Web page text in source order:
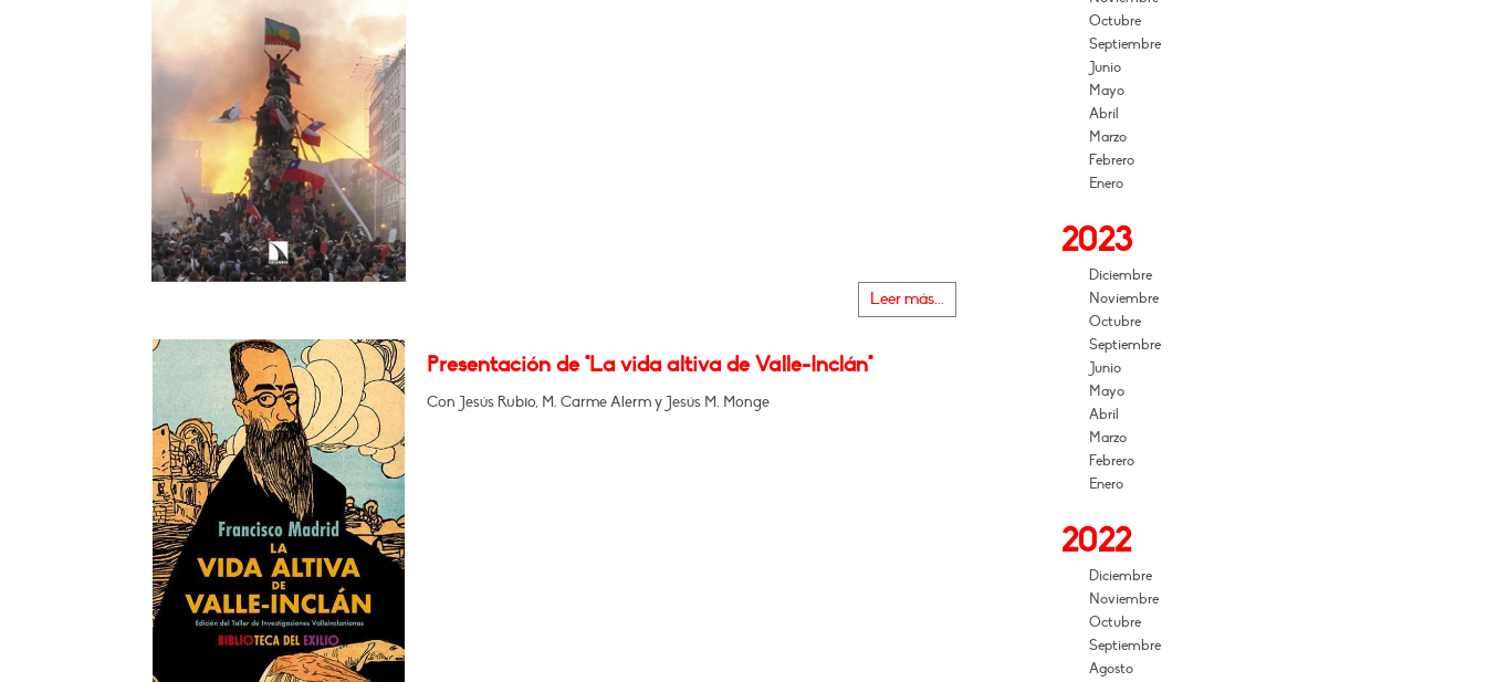
Leer más...
Presentación de "La vida altiva de Valle-Inclán"
Con Jesús Rubio, M. Carme Alerm y Jesús M. Monge
Octubre
Septiembre
Junio
Mayo
Abril
Marzo
Febrero
Enero
2023
Diciembre
Noviembre
Octubre
Septiembre
Junio
Mayo
Abril
Marzo
Febrero
Enero
2022
Diciembre
Noviembre
Octubre
Septiembre
Agosto